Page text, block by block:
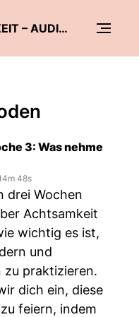
21 TAGE ACHTSAMKEIT – AUDIOREIHE FÜR DRK-SCHULSOZIALARBEITENDE
3: Was nehme
48s
drei Wochen
Achtsamkeit
wichtig es ist,
und
zu praktizieren.
dich ein, diese
feiern, indem